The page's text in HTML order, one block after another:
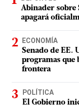
Abinader sobre
apagará
ECONOMÍA
Senado de EE.
programas
frontera
POLÍTICA
El Gobierno